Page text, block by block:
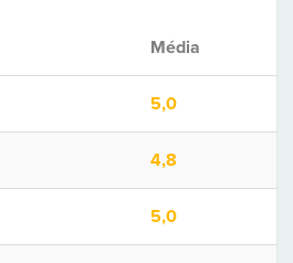
Média
5,0
4,8
5,0